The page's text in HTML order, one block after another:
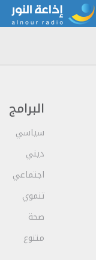
البرامج
سياسي
ديني
اجتماعي
تنموي
صحة
متنوع